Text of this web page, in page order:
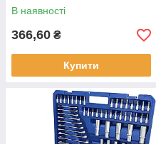
В наявності
366,60 ₴
Купити